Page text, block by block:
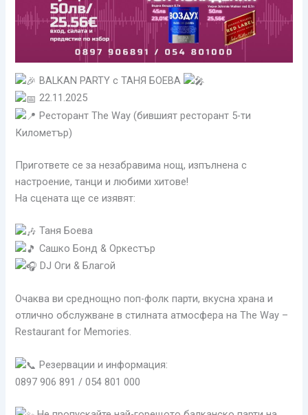
BALKAN PARTY с ТАНЯ БОЕВА
22.11.2025
Ресторант The Way (бившият ресторант 5-ти
Километър)
Пригответе се за незабравима нощ, изпълнена с
настроение, танци и любими хитове!
На сцената ще се изявят:
Таня Боева
Сашко Бонд & Оркестър
DJ Оги & Благой
Очаква ви среднощно поп-фолк парти, вкусна храна и
отлично обслужване в стилната атмосфера на The Way –
Restaurant for Memories.
Резервации и информация:
0897 906 891 / 054 801 000